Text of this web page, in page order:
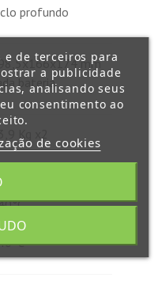
profundo
mm
bateria
de 0°C a
de -15°C a
e de terceiros para
a publicidade
analisando seus
consentimento ao
de cookies